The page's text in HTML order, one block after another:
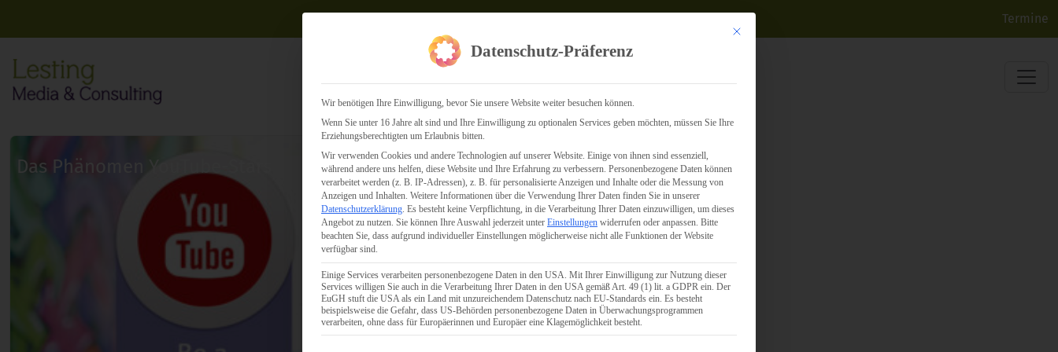
Termine
Das Phänomen YouTube-Stars
Mit diesem Button wird der Dialog geschlossen. Seine Funktionalität ist identisch mit
Datenschutz-Präferenz
Wir benötigen Ihre Einwilligung, bevor Sie unsere Website weiter besuchen können.
Wenn Sie unter 16 Jahre alt sind und Ihre Einwilligung zu optionalen Services geben möchten, müssen Sie Ihre
Erziehungsberechtigten um Erlaubnis bitten.
Wir verwenden Cookies und andere Technologien auf unserer Website. Einige von ihnen sind essenziell,
während andere uns helfen, diese Website und Ihre Erfahrung zu verbessern. Personenbezogene Daten können
verarbeitet werden (z. B. IP-Adressen), z. B. für personalisierte Anzeigen und Inhalte oder die Messung von
Anzeigen und Inhalten. Weitere Informationen über die Verwendung Ihrer Daten finden Sie in unserer
Datenschutzerklärung. Es besteht keine Verpflichtung, in die Verarbeitung Ihrer Daten einzuwilligen, um dieses
Angebot zu nutzen. Sie können Ihre Auswahl jederzeit unter Einstellungen widerrufen oder anpassen. Bitte
beachten Sie, dass aufgrund individueller Einstellungen möglicherweise nicht alle Funktionen der Website
verfügbar sind.
Einige Services verarbeiten personenbezogene Daten in den USA. Mit Ihrer Einwilligung zur Nutzung dieser
Services willigen Sie auch in die Verarbeitung Ihrer Daten in den USA gemäß Art. 49 (1) lit. a GDPR ein. Der
EuGH stuft die USA als ein Land mit unzureichendem Datenschutz nach EU-Standards ein. Es besteht
beispielsweise die Gefahr, dass US-Behörden personenbezogene Daten in Überwachungsprogrammen
verarbeiten, ohne dass für Europäerinnen und Europäer eine Klagemöglichkeit besteht.